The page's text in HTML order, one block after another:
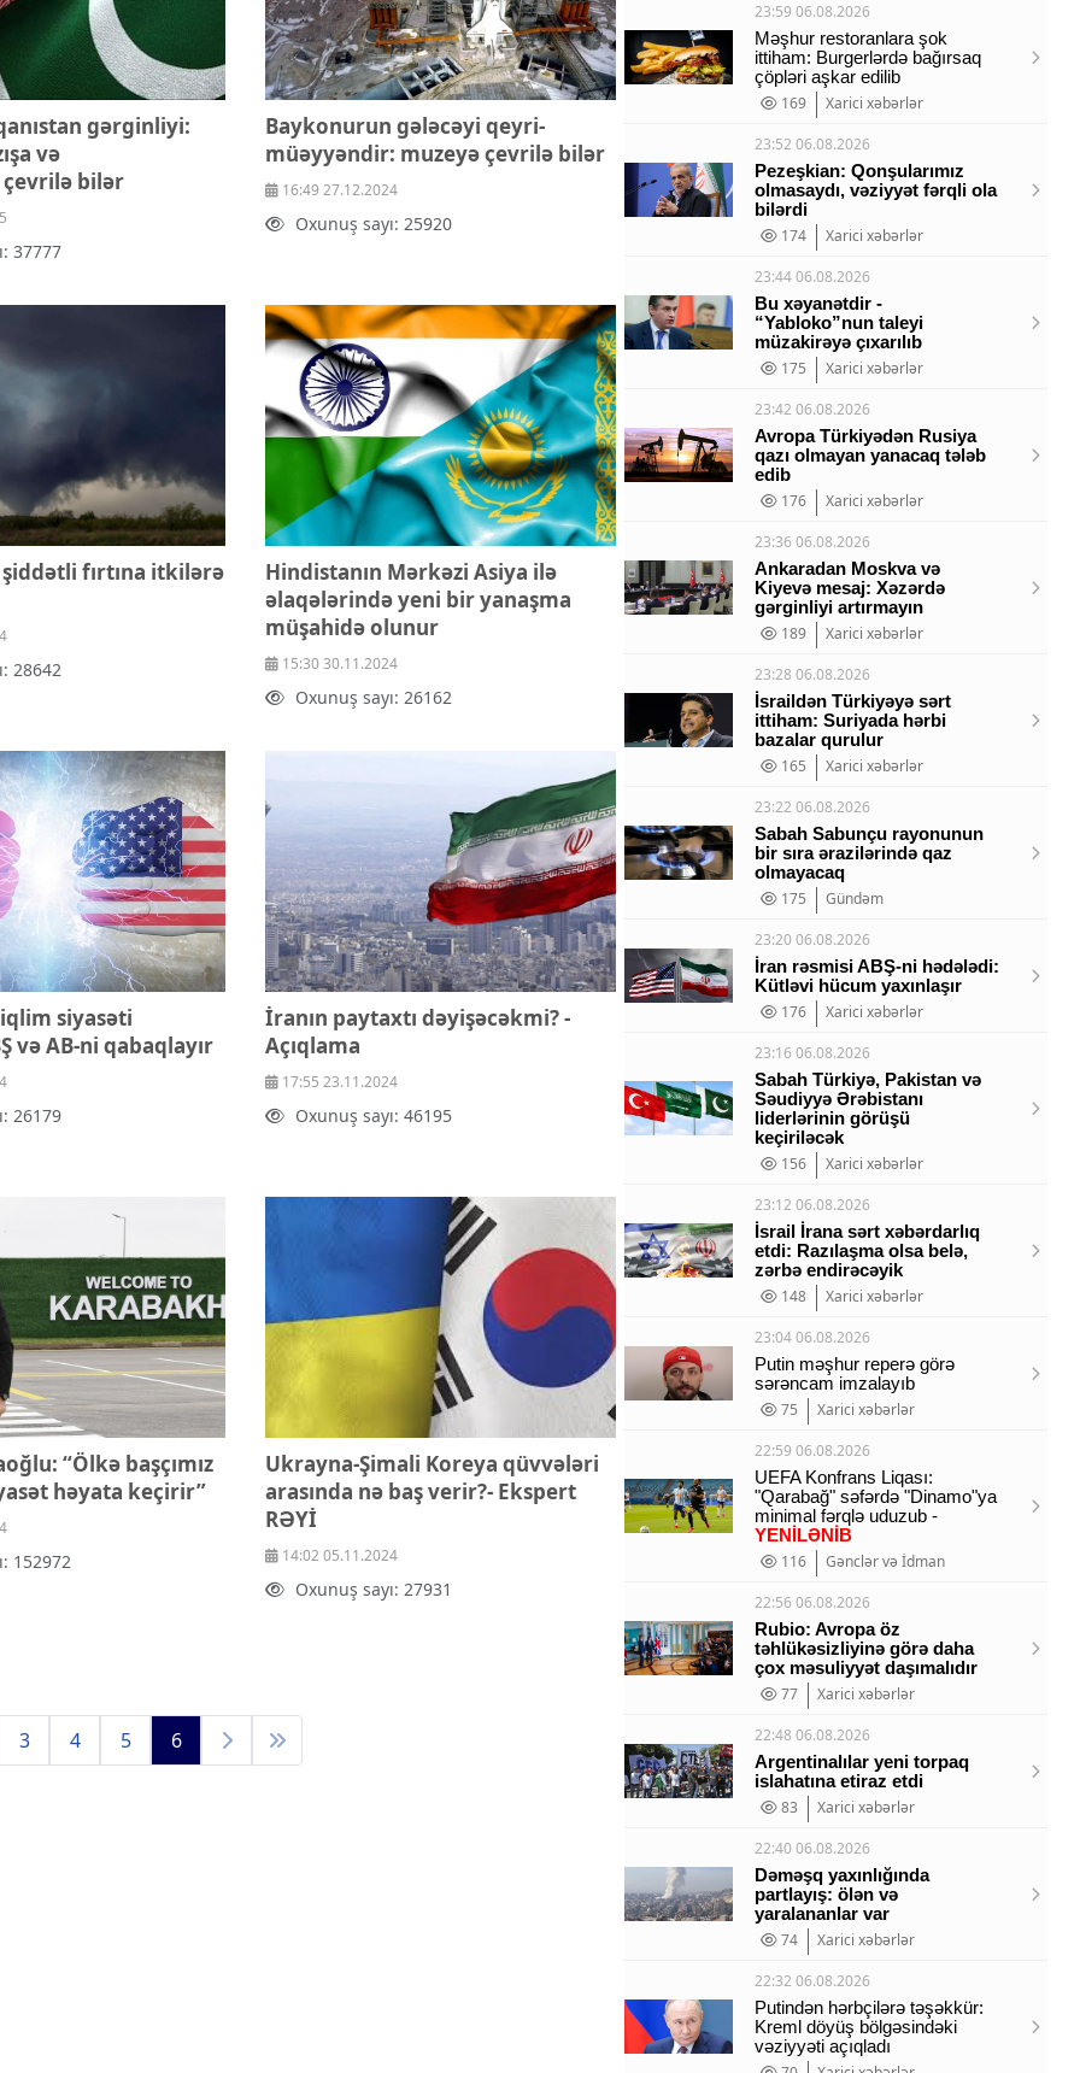
gərginliyi:
və
bilər
37777
Baykonurun gələcəyi qeyri-
müəyyəndir: muzeyə çevrilə bilər
16:49 27.12.2024
Oxunuş sayı: 25920
fırtına itkilərə
28642
Hindistanın Mərkəzi Asiya ilə
əlaqələrində yeni bir yanaşma
müşahidə olunur
15:30 30.11.2024
Oxunuş sayı: 26162
siyasəti
və AB-ni qabaqlayır
26179
İranın paytaxtı dəyişəcəkmi? -
Açıqlama
17:55 23.11.2024
Oxunuş sayı: 46195
“Ölkə başçımız
həyata keçirir”
152972
Ukrayna-Şimali Koreya qüvvələri
arasında nə baş verir?- Ekspert
RƏYİ
14:02 05.11.2024
Oxunuş sayı: 27931
3 4 5 6
23:59 06.08.2026
Məşhur restoranlara şok
ittiham: Burgerlərdə bağırsaq
çöpləri aşkar edilib
169
Xarici xəbərlər
23:52 06.08.2026
Pezeşkian: Qonşularımız
olmasaydı, vəziyyət fərqli ola
bilərdi
174
Xarici xəbərlər
23:44 06.08.2026
Bu xəyanətdir -
“Yabloko”nun taleyi
müzakirəyə çıxarılıb
175
Xarici xəbərlər
23:42 06.08.2026
Avropa Türkiyədən Rusiya
qazı olmayan yanacaq tələb
edib
176
Xarici xəbərlər
23:36 06.08.2026
Ankaradan Moskva və
Kiyevə mesaj: Xəzərdə
gərginliyi artırmayın
189
Xarici xəbərlər
23:28 06.08.2026
İsraildən Türkiyəyə sərt
ittiham: Suriyada hərbi
bazalar qurulur
165
Xarici xəbərlər
23:22 06.08.2026
Sabah Sabunçu rayonunun
bir sıra ərazilərində qaz
olmayacaq
175
Gündəm
23:20 06.08.2026
İran rəsmisi ABŞ-ni hədələdi:
Kütləvi hücum yaxınlaşır
176
Xarici xəbərlər
23:16 06.08.2026
Sabah Türkiyə, Pakistan və
Səudiyyə Ərəbistanı
liderlərinin görüşü
keçiriləcək
156
Xarici xəbərlər
23:12 06.08.2026
İsrail İrana sərt xəbərdarlıq
etdi: Razılaşma olsa belə,
zərbə endirəcəyik
148
Xarici xəbərlər
23:04 06.08.2026
Putin məşhur reperə görə
sərəncam imzalayıb
75
Xarici xəbərlər
22:59 06.08.2026
UEFA Konfrans Liqası:
"Qarabağ" səfərdə "Dinamo"ya
minimal fərqlə uduzub -
YENİLƏNİB
116
Gənclər və İdman
22:56 06.08.2026
Rubio: Avropa öz
təhlükəsizliyinə görə daha
çox məsuliyyət daşımalıdır
77
Xarici xəbərlər
22:48 06.08.2026
Argentinalılar yeni torpaq
islahatına etiraz etdi
83
Xarici xəbərlər
22:40 06.08.2026
Dəməşq yaxınlığında
partlayış: ölən və
yaralananlar var
74
Xarici xəbərlər
22:32 06.08.2026
Putindən hərbçilərə təşəkkür:
Kreml döyüş bölgəsindəki
vəziyyəti açıqladı